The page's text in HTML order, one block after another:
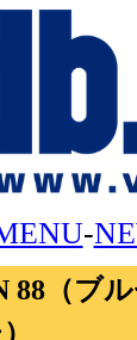
-
88（ブ